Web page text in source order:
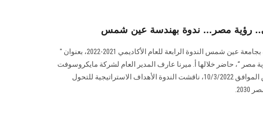
رؤية مصر... ندوة بهندسة عين شمس
نظمت كلية الهندسة بجامعة عين شمس الندوة الرابعة للعام الأكاديمي 2021-2022، بعنوان "
مصر “، حاضر خلالها أ. ميرنا عارف المدير العام لشركة مايكروسوفت
مصر، وذلك الخميس الموافق 10/3/2022، ناقشت الندوة الأهداف الاستراتيجية للتحول